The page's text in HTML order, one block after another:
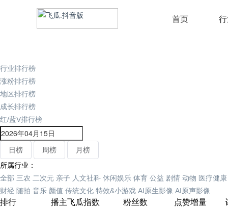
首页
行业排行榜
涨粉排行榜
地区排行榜
成长排行榜
红/蓝V排行榜
日榜 周榜
月榜
所属行业：
全部 三农 二次元 亲子 人文社科 休闲娱乐 体育 公益 剧情 动物 医疗健康
财经 随拍 音乐 颜值 传统文化 特效&小游戏 AI原生影像 AI原声影像
排行 播主飞瓜指数 粉丝数 点赞增量